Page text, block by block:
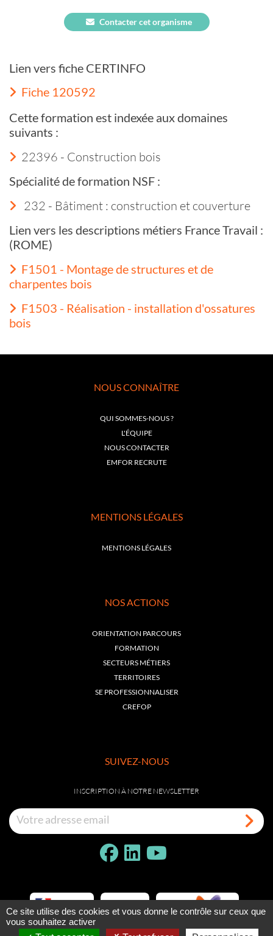
Contacter cet organisme
Lien vers fiche CERTINFO
Fiche 120592
Cette formation est indexée aux domaines
suivants :
22396 - Construction bois
Spécialité de formation NSF :
232 - Bâtiment : construction et couverture
Lien vers les descriptions métiers France Travail :
(ROME)
F1501 - Montage de structures et de
charpentes bois
F1503 - Réalisation - installation d'ossatures
bois
NOUS CONNAÎTRE
QUI SOMMES-NOUS ?
L'ÉQUIPE
NOUS CONTACTER
EMFOR RECRUTE
MENTIONS LÉGALES
MENTIONS LÉGALES
NOS ACTIONS
ORIENTATION PARCOURS
FORMATION
SECTEURS MÉTIERS
TERRITOIRES
SE PROFESSIONNALISER
CREFOP
SUIVEZ-NOUS
INSCRIPTION À NOTRE NEWSLETTER
Ce site utilise des cookies et vous donne le contrôle sur ceux que
vous souhaitez activer